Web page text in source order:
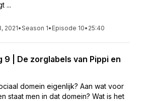
...
2021•Season 1• Episode 10• 25:40
9 | De zorglabels van Pippi en
domein eigenlijk? Aan wat voor
staat men in dat domein? Wat is het